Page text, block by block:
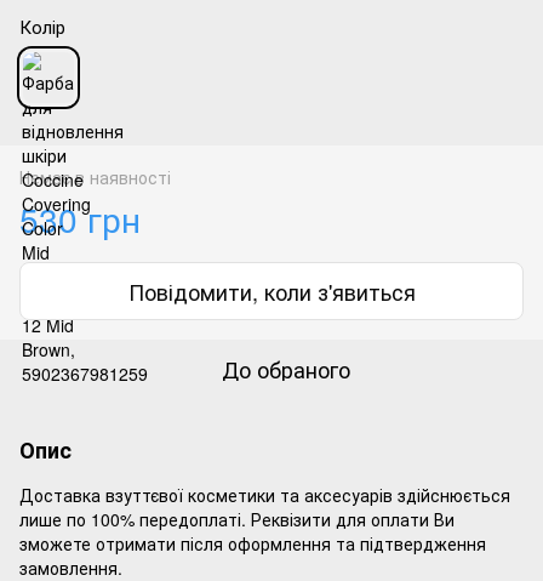
Колір
Немає в наявності
530 грн
Повідомити, коли з'явиться
До обраного
Опис
Доставка взуттєвої косметики та аксесуарів здійснюється
лише по 100% передоплаті. Реквізити для оплати Ви
зможете отримати після оформлення та підтвердження
замовлення.